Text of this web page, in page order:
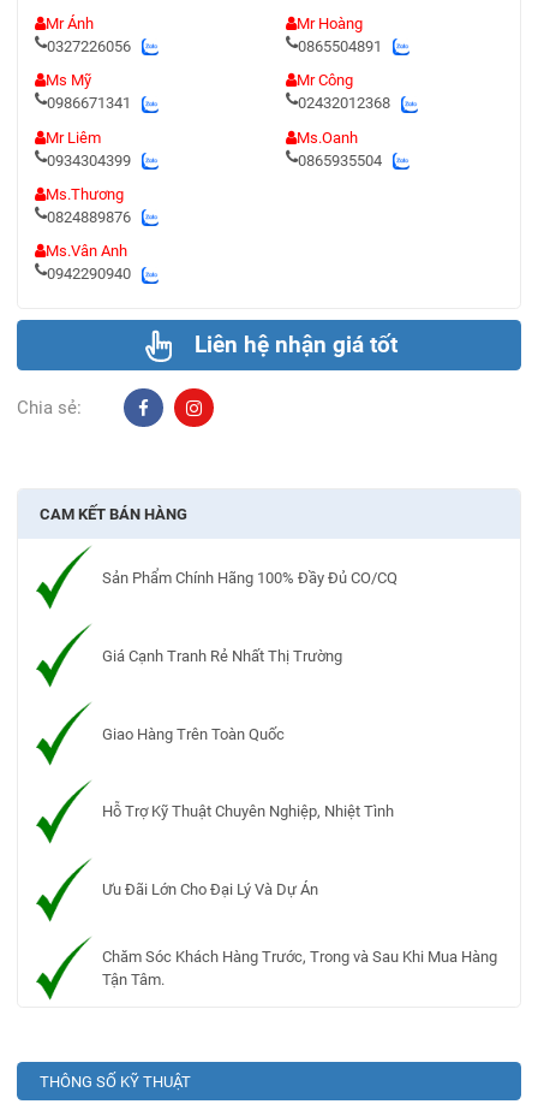
Mr Ánh
0327226056
Ms Mỹ
0986671341
Mr Liêm
0934304399
Ms.Thương
0824889876
Ms.Vân Anh
0942290940
Mr Hoàng
0865504891
Mr Công
02432012368
Ms.Oanh
0865935504
Liên hệ nhận giá tốt
Chia sẻ:
CAM KẾT BÁN HÀNG
Sản Phẩm Chính Hãng 100% Đầy Đủ CO/CQ
Giá Cạnh Tranh Rẻ Nhất Thị Trường
Giao Hàng Trên Toàn Quốc
Hỗ Trợ Kỹ Thuật Chuyên Nghiệp, Nhiệt Tình
Ưu Đãi Lớn Cho Đại Lý Và Dự Án
Chăm Sóc Khách Hàng Trước, Trong và Sau Khi Mua Hàng
Tận Tâm.
THÔNG SỐ KỸ THUẬT